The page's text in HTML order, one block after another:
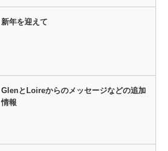
新年を迎えて
GlenとLoireからのメッセージなどの追加
情報